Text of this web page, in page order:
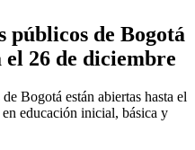
públicos de Bogotá
26 de diciembre
Bogotá están abiertas hasta el
educación inicial, básica y